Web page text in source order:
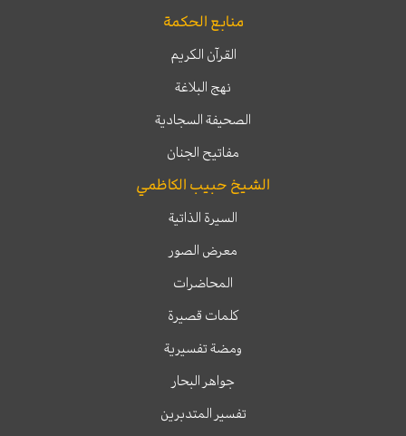
منابع الحكمة
القرآن الكريم
نهج البلاغة
الصحيفة السجادية
مفاتيح الجنان
الشيخ حبيب الكاظمي
السيرة الذاتية
معرض الصور
المحاضرات
كلمات قصيرة
ومضة تفسيرية
جواهر البحار
تفسير المتدبرين